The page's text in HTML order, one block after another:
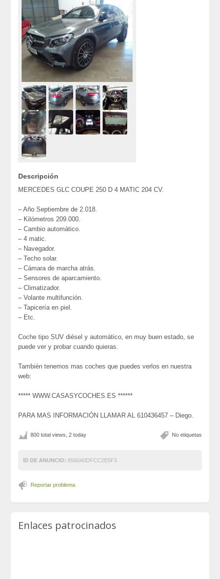
Descripción
MERCEDES GLC COUPE 250 D 4 MATIC 204 CV.
– Año Septiembre de 2.018.
– Kilómetros 209.000.
– Cambio automático.
– 4 matic.
– Navegador.
– Techo solar.
– Cámara de marcha atrás.
– Sensores de aparcamiento.
– Climatizador.
– Volante multifunción.
– Tapicería en piel.
– Etc.
Coche tipo SUV diésel y automático, en muy buen estado, se
puede ver y probar cuando quieras.
También tenemos mas coches que puedes verlos en nuestra
web:
***** WWW.CASASYCOCHES.ES ******
PARA MAS INFORMACIÓN LLAMAR AL 610436457 – Diego.
No etiquetas
800 total views, 2 today
ID DE ANUNCIO: 6560A0DFCC2E5F3
Reportar problema
Enlaces patrocinados